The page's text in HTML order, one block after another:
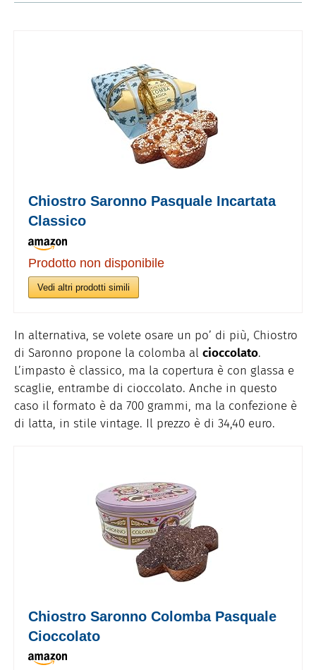
Chiostro Saronno Pasquale Incartata
Classico
Prodotto non disponibile
Vedi altri prodotti simili
In alternativa, se volete osare un po’ di più, Chiostro
di Saronno propone la colomba al cioccolato.
L’impasto è classico, ma la copertura è con glassa e
scaglie, entrambe di cioccolato. Anche in questo
caso il formato è da 700 grammi, ma la confezione è
di latta, in stile vintage. Il prezzo è di 34,40 euro.
Chiostro Saronno Colomba Pasquale
Cioccolato